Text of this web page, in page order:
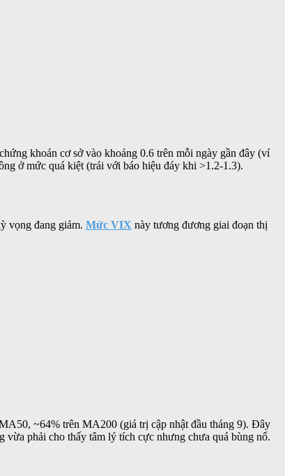
khoán cơ sở vào khoảng 0.6 trên mỗi ngày gần đây (ví
ở mức quá kiệt (trái với báo hiệu đáy khi >1.2-1.3).
vọng đang giảm. Mức VIX này tương đương giai đoạn thị
~64% trên MA200 (giá trị cập nhật đầu tháng 9). Đây
phải cho thấy tâm lý tích cực nhưng chưa quá bùng nổ.